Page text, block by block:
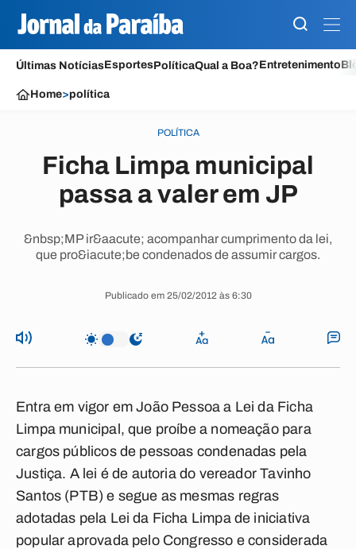
Últimas NotíciasEsportesPolíticaQual a Boa?Entretenimento
Home>política
POLÍTICA
Ficha Limpa municipal
passa a valer em JP
&nbsp;MP ir&aacute; acompanhar cumprimento da lei,
que pro&iacute;be condenados de assumir cargos.
Publicado em 25/02/2012 às 6:30
Entra em vigor em João Pessoa a Lei da Ficha
Limpa municipal, que proíbe a nomeação para
cargos públicos de pessoas condenadas pela
Justiça. A lei é de autoria do vereador Tavinho
Santos (PTB) e segue as mesmas regras
adotadas pela Lei da Ficha Limpa de iniciativa
popular aprovada pelo Congresso e considerada